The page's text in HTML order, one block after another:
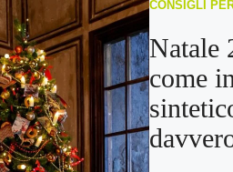
CONSIGLI
Natale
come